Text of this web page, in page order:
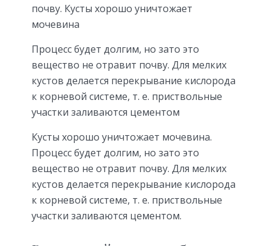
почву. Кусты хорошо уничтожает
мочевина
Процесс будет долгим, но зато это
вещество не отравит почву. Для мелких
кустов делается перекрывание кислорода
к корневой системе, т. е. приствольные
участки заливаются цементом
Кусты хорошо уничтожает мочевина.
Процесс будет долгим, но зато это
вещество не отравит почву. Для мелких
кустов делается перекрывание кислорода
к корневой системе, т. е. приствольные
участки заливаются цементом.